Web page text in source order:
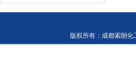
版权所有：成都索朗